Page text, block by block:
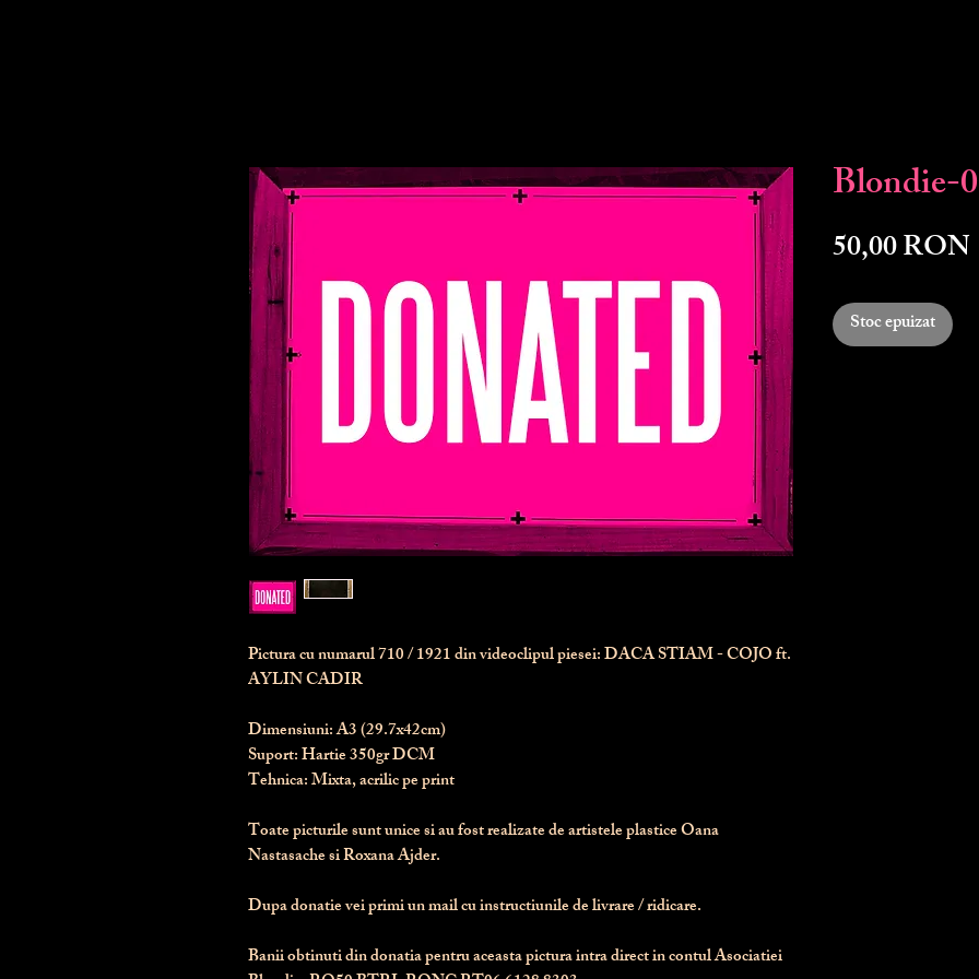
Pictura cu numarul710/ 1921 din videoclipul piesei: DACA STIAM - COJO ft.
AYLIN CADIR
Dimensiuni: A3 (29.7x42cm)
Suport: Hartie 350gr DCM
Tehnica: Mixta, acrilic pe print
Toate picturile sunt unice si au fost realizate de artistele plastice Oana
Nastasache si Roxana Ajder.
Dupa donatie vei primi un mail cu instructiunile de livrare / ridicare.
Banii obtinuti din donatia pentru aceasta pictura intra direct in contul Asociatiei
Blondie-
50,00 RON
Stoc epuizat